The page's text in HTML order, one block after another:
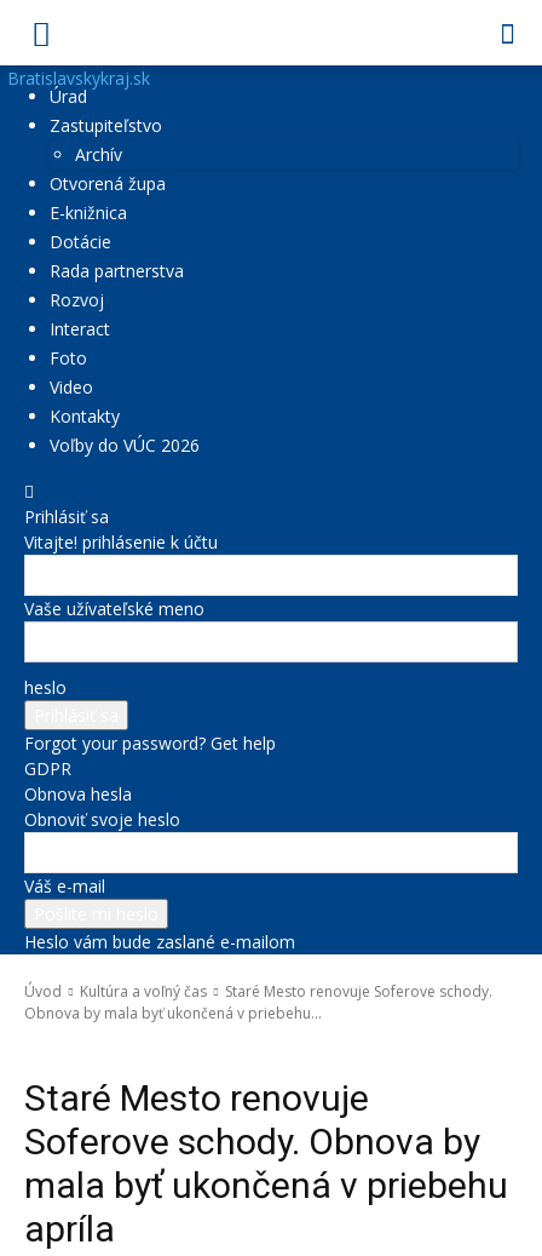
Bratislavskykraj.sk
Úrad
Zastupiteľstvo
Archív
Otvorená župa
E-knižnica
Dotácie
Rada partnerstva
Rozvoj
Interact
Foto
Video
Kontakty
Voľby do VÚC 2026
Prihlásiť sa
Vitajte! prihlásenie k účtu
Vaše užívateľské meno
heslo
Forgot your password? Get help
GDPR
Obnova hesla
Obnoviť svoje heslo
Váš e-mail
Heslo vám bude zaslané e-mailom
Úvod Kultúra a voľný čas
Staré Mesto renovuje Soferove schody.
Obnova by mala byť ukončená v priebehu...
Staré Mesto renovuje
Soferove schody. Obnova by
mala byť ukončená v priebehu
apríla